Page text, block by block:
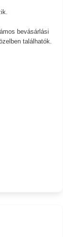
bevásárlási
találhatók.